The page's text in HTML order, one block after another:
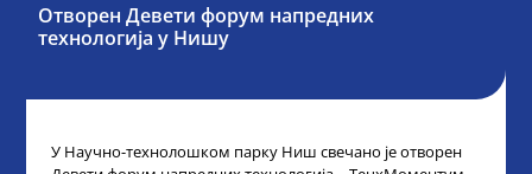
Отворен Девети форум напредних
технологија у Нишу
У Научно-технолошком парку Ниш свечано је отворен